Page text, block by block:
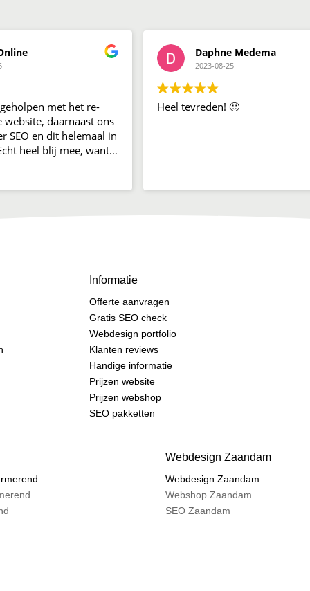
met het re-
website, daarnaast ons
SEO en dit helemaal in
heel blij mee, want
Daphne Medema
2023-08-25
Heel tevreden! 🙂
Informatie
Offerte aanvragen
Gratis SEO check
Webdesign portfolio
Klanten reviews
Handige informatie
Prijzen website
Prijzen webshop
SEO pakketten
Webdesign Zaandam
Webdesign Zaandam
Webshop Zaandam
SEO Zaandam